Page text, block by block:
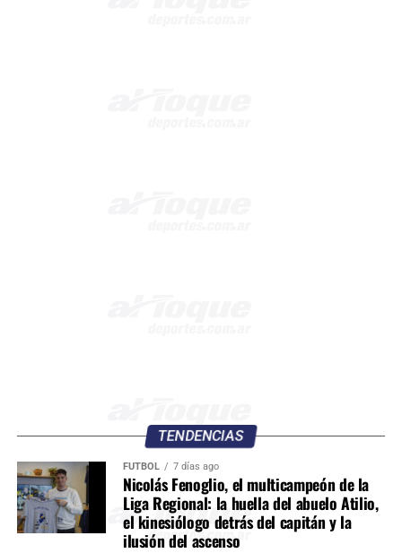
TENDENCIAS
FÚTBOL 7 días ago
Nicolás Fenoglio, el multicampeón de la
Liga Regional: la huella del abuelo Atilio,
el kinesiólogo detrás del capitán y la
ilusión del ascenso